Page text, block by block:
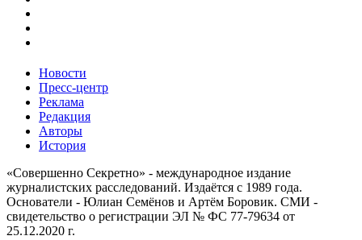
Новости
Пресс-центр
Реклама
Редакция
Авторы
История
«Совершенно Секретно» - международное издание
журналистских расследований. Издаётся с 1989 года.
Основатели - Юлиан Семёнов и Артём Боровик. CМИ -
свидетельство о регистрации ЭЛ № ФС 77-79634 от
25.12.2020 г.